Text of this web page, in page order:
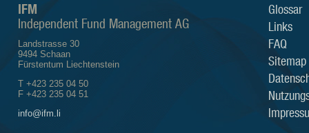
IFM
Independent Fund Management AG
Landstrasse 30
9494 Schaan
Fürstentum Liechtenstein
T +423 235 04 50
F +423 235 04 51
info@ifm.li
Glossar
Links
FAQ
Sitemap